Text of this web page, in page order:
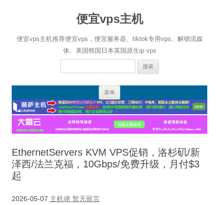
便宜vps主机
便宜vps主机推荐便宜vps，便宜服务器、tiktok专用vps、解锁流媒
体、美国韩国日本英国原生ip vps
搜
菜单
正
文
EthernetServers KVM VPS促销，洛杉矶/新
泽西/法兰克福，10Gbps/免费升级，月付$3
起
2026-05-07 主机佬 暂无留言